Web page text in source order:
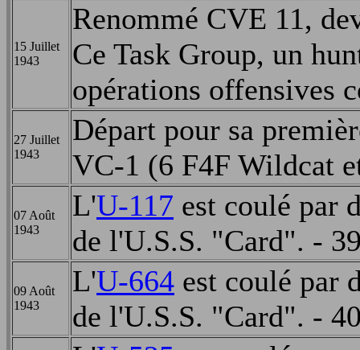
15 Juillet
1943
Renommé CVE 11,
Ce Task Group, un
opérations offensives
27 Juillet
1943
Départ pour sa
VC-1 (6 F4F Wildcat
07 Août
1943
L'U-117 est coulé par
de l'U.S.S. "Card". -
09 Août
1943
L'U-664 est coulé par
de l'U.S.S. "Card". -